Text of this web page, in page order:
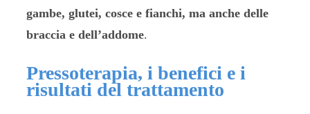
gambe, glutei, cosce e fianchi, ma anche delle
braccia e dell’addome.
Pressoterapia, i benefici e i
risultati del trattamento